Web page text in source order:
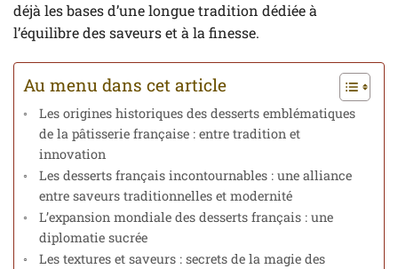
déjà les bases d’une longue tradition dédiée à
l’équilibre des saveurs et à la finesse.
Au menu dans cet article
Les origines historiques des desserts emblématiques
de la pâtisserie française : entre tradition et
innovation
Les desserts français incontournables : une alliance
entre saveurs traditionnelles et modernité
L’expansion mondiale des desserts français : une
diplomatie sucrée
Les textures et saveurs : secrets de la magie des